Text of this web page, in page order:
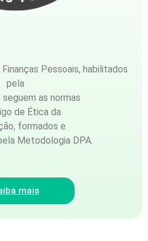
Pessoais, habilitados
pela
seguem as normas
de Ética da
formados e
Metodologia DPA.
mais